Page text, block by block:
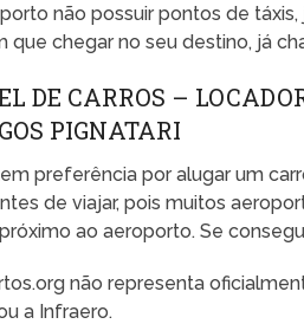
não possuir pontos de
que chegar no seu destino, já
DE CARROS –
PIGNATARI
preferência por alugar um
de viajar, pois muitos
ao aeroporto. Se
não representa
a Infraero.